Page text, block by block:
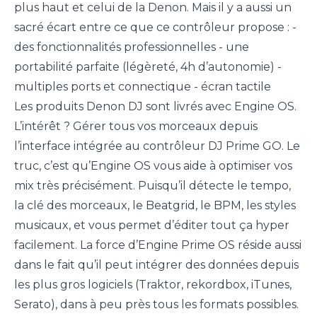
plus haut et celui de la Denon. Mais il y a aussi un
sacré écart entre ce que ce contrôleur propose : -
des fonctionnalités professionnelles - une
portabilité parfaite (légèreté, 4h d’autonomie) -
multiples ports et connectique - écran tactile
Les produits Denon DJ sont livrés avec Engine OS.
L’intérêt ? Gérer tous vos morceaux depuis
l’interface intégrée au contrôleur DJ Prime GO. Le
truc, c’est qu’Engine OS vous aide à optimiser vos
mix très précisément. Puisqu’il détecte le tempo,
la clé des morceaux, le Beatgrid, le BPM, les styles
musicaux, et vous permet d’éditer tout ça hyper
facilement. La force d’Engine Prime OS réside aussi
dans le fait qu’il peut intégrer des données depuis
les plus gros logiciels (Traktor, rekordbox, iTunes,
Serato), dans à peu près tous les formats possibles.